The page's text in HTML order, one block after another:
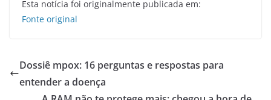
Esta notícia foi originalmente publicada em:
Fonte original
Dossiê mpox: 16 perguntas e respostas para
entender a doença